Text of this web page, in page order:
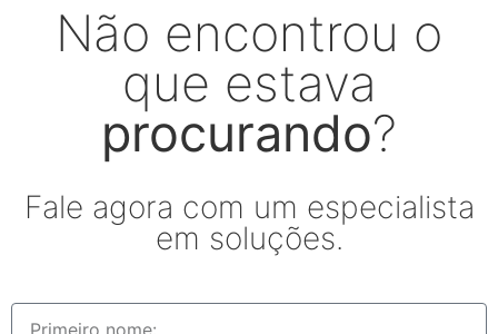
Não encontrou o
que estava
procurando?
Fale agora com um especialista
em soluções.